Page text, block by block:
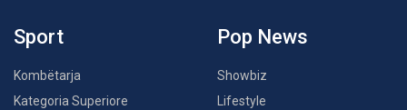
Sport
Kombëtarja
Kategoria Superiore
Pop News
Showbiz
Lifestyle